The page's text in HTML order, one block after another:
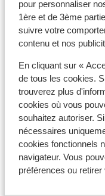
pour personnaliser
1ère et de 3ème
suivre votre
contenu et nos
En cliquant sur «
de tous les cookies.
trouverez plus
cookies où vous
souhaitez autoriser.
nécessaires
cookies fonctionnels
navigateur. Vous
préférences ou
mètres
Forfait,
Forfait
Cours de ski
Matériel de
Autres